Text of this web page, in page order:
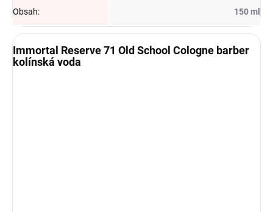
Obsah: 150 ml
Immortal Reserve 71 Old School Cologne barber
kolínská voda